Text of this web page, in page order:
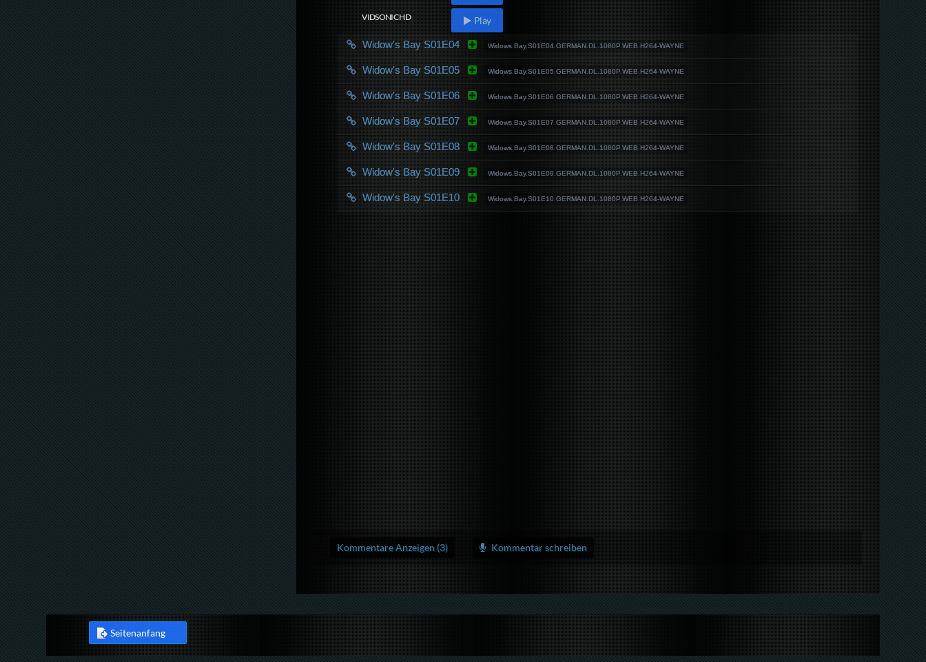
VIDSONIC HD Play
Widow's Bay S01E04 Widows.Bay.S01E04.GERMAN.DL.1080P.WEB.H264-WAYNE
Widow's Bay S01E05 Widows.Bay.S01E05.GERMAN.DL.1080P.WEB.H264-WAYNE
Widow's Bay S01E06 Widows.Bay.S01E06.GERMAN.DL.1080P.WEB.H264-WAYNE
Widow's Bay S01E07 Widows.Bay.S01E07.GERMAN.DL.1080P.WEB.H264-WAYNE
Widow's Bay S01E08 Widows.Bay.S01E08.GERMAN.DL.1080P.WEB.H264-WAYNE
Widow's Bay S01E09 Widows.Bay.S01E09.GERMAN.DL.1080P.WEB.H264-WAYNE
Widow's Bay S01E10 Widows.Bay.S01E10.GERMAN.DL.1080P.WEB.H264-WAYNE
Kommentare Anzeigen (3) Kommentar schreiben
Seitenanfang